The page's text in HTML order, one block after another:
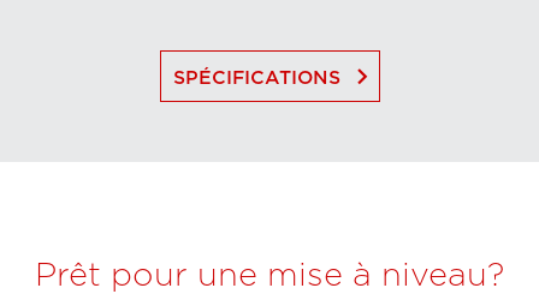
SPÉCIFICATIONS keyboard_arrow_right
Prêt pour une mise à niveau?